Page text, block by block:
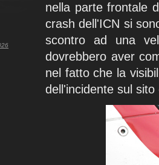
nella parte frontale
crash dell'ICN si
scontro ad una
dovrebbero aver
nel fatto che la
dell'incidente sul